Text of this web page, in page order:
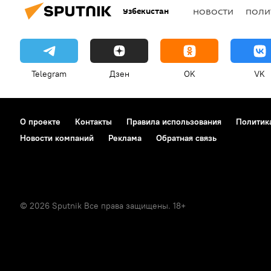
Узбекистан НОВОСТИ
Telegram Дзен OK VK
О проекте Контакты Правила использования
Новости компаний
Реклама Обратная связь
© 2026 Sputnik Все права защищены. 18+